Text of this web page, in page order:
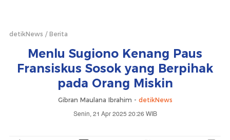
detikNews Berita
Menlu Sugiono Kenang Paus
Fransiskus Sosok yang Berpihak
pada Orang Miskin
Gibran Maulana Ibrahim - detikNews
Senin, 21 Apr 2025 20:26 WIB